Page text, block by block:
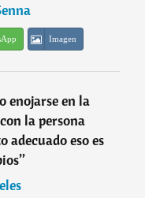
Imagen
enojarse en la
la persona
adecuado eso es
”